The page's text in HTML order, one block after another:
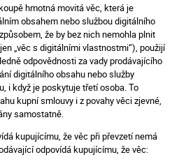
hmotná movitá věc, která je
obsahem nebo službou digitálního
že by bez nich nemohla plnit
„věc s digitálními vlastnostmi“), použijí
odpovědnosti za vady prodávajícího
digitálního obsahu nebo služby
i když je poskytuje třetí osoba. To
kupní smlouvy i z povahy věci zjevné,
samostatně.
kupujícímu, že věc při převzetí nemá
odpovídá kupujícímu, že věc: